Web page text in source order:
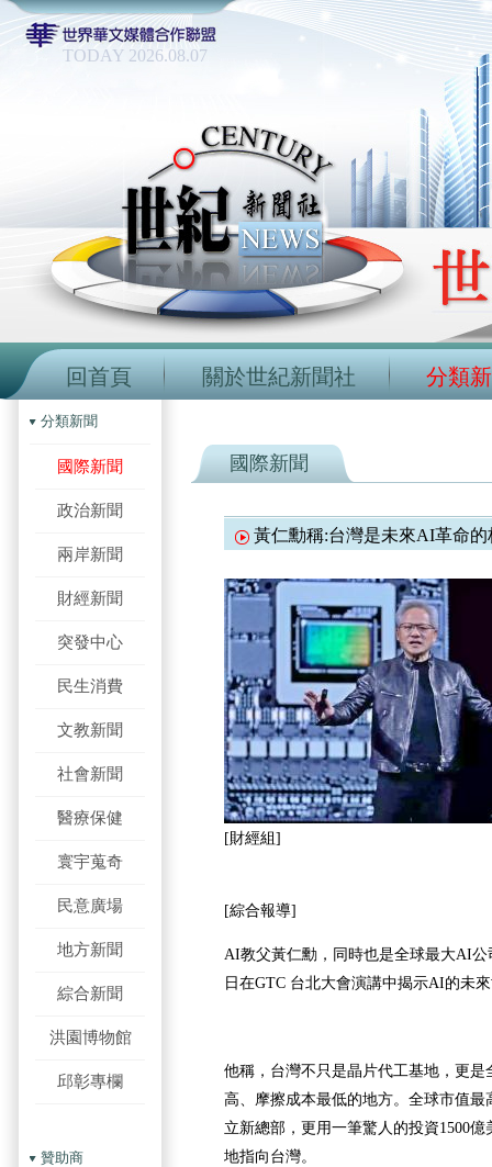
TODAY 2026.08.07
回首頁 關於世紀新聞社 分類
分類新聞
國際新聞
政治新聞
兩岸新聞
財經新聞
突發中心
民生消費
文教新聞
社會新聞
醫療保健
寰宇蒐奇
民意廣場
地方新聞
綜合新聞
洪園博物館
邱彰專欄
贊助商
國際新聞
黃仁勳稱:台灣是未來AI革命
[財經組]
[綜合報導]
AI教父黃仁勳，同時也是全球最大AI
日在GTC 台北大會演講中揭示AI的未
他稱，台灣不只是晶片代工基地，更
高、摩擦成本最低的地方。全球市值
立新總部，更用一筆驚人的投資1500
地指向台灣。